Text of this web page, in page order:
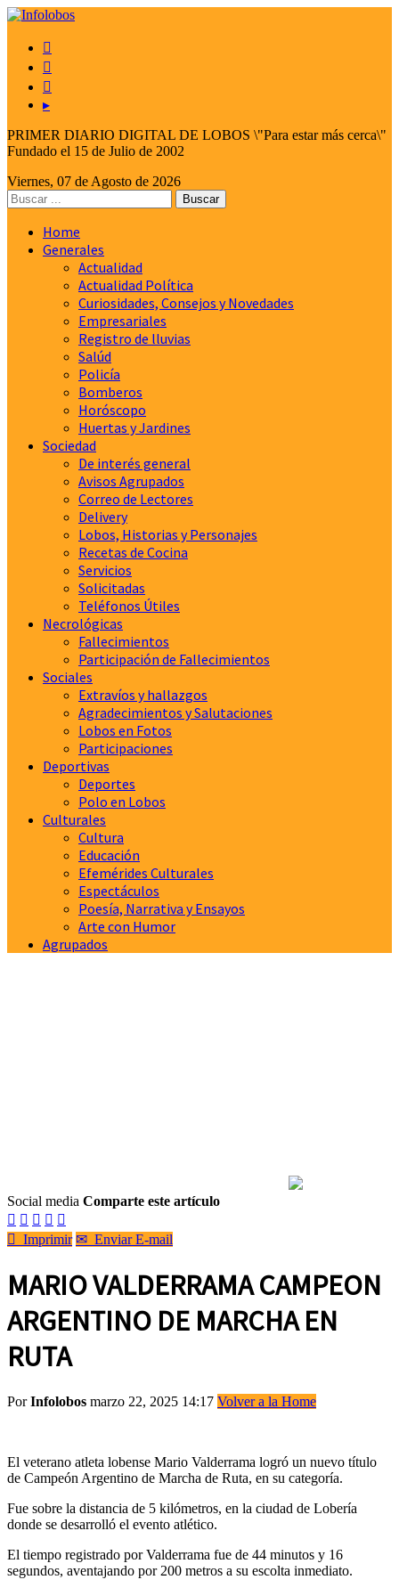



▸
PRIMER DIARIO DIGITAL DE LOBOS \"Para estar más cerca\"
Fundado el 15 de Julio de 2002
Viernes, 07 de Agosto de 2026
Home
Generales
Actualidad
Actualidad Política
Curiosidades, Consejos y Novedades
Empresariales
Registro de lluvias
Salúd
Policía
Bomberos
Horóscopo
Huertas y Jardines
Sociedad
De interés general
Avisos Agrupados
Correo de Lectores
Delivery
Lobos, Historias y Personajes
Recetas de Cocina
Servicios
Solicitadas
Teléfonos Útiles
Necrológicas
Fallecimientos
Participación de Fallecimientos
Sociales
Extravíos y hallazgos
Agradecimientos y Salutaciones
Lobos en Fotos
Participaciones
Deportivas
Deportes
Polo en Lobos
Culturales
Cultura
Educación
Efemérides Culturales
Espectáculos
Poesía, Narrativa y Ensayos
Arte con Humor
Agrupados
Social media Comparte este artículo
    
 Imprimir ✉ Enviar E-mail
MARIO VALDERRAMA CAMPEON
ARGENTINO DE MARCHA EN
RUTA
PorInfolobos marzo 22, 2025 14:17 Volver a la Home
El veterano atleta lobense Mario Valderrama logró un nuevo título
de Campeón Argentino de Marcha de Ruta, en su categoría.
Fue sobre la distancia de 5 kilómetros, en la ciudad de Lobería
donde se desarrolló el evento atlético.
El tiempo registrado por Valderrama fue de 44 minutos y 16
segundos, aventajando por 200 metros a su escolta inmediato.